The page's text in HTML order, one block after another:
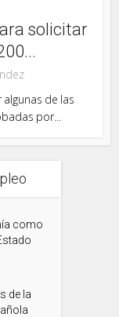
solicitar
de las
por...
como
de la